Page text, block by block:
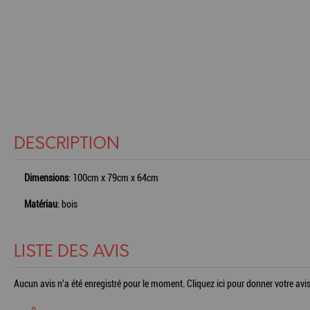
DESCRIPTION
Dimensions: 100cm x 79cm x 64cm
Matériau: bois
LISTE DES AVIS
Aucun avis n'a été enregistré pour le moment. Cliquez ici pour donner votre